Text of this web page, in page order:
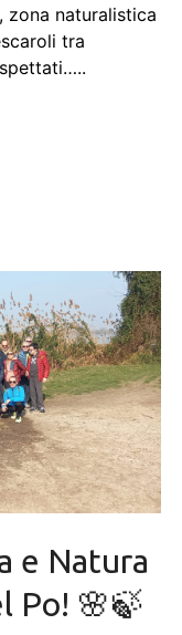
zona naturalistica
tra
e Natura
Po! 🌸🍃